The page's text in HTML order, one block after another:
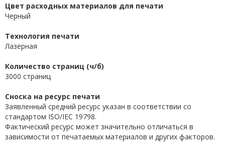
Цвет расходных материалов для печати
Черный
Технология печати
Лазерная
Количество страниц (ч/б)
3000 страниц
Сноска на ресурс печати
Заявленный средний ресурс указан в соответствии со
стандартом ISO/IEC 19798.
Фактический ресурс может значительно отличаться в
зависимости от печатаемых материалов и других факторов.